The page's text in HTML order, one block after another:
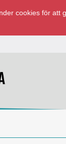
cookies för att